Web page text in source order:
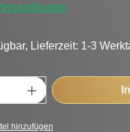
Lieferzeit: 1-3
Gib den
hinzufügen